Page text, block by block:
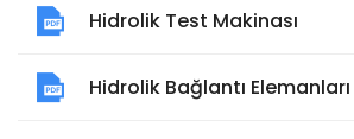
Hidrolik Test Makinası
Hidrolik Bağlantı Elemanları